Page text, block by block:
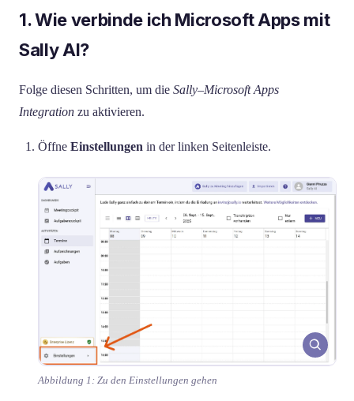
1. Wie verbinde ich Microsoft Apps mit
Sally AI?
Folge diesen Schritten, um die Sally–Microsoft Apps
Integration zu aktivieren.
Öffne Einstellungen in der linken Seitenleiste.
Abbildung 1: Zu den Einstellungen gehen